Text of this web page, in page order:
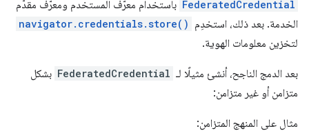
FederatedCredential باستخدام معرّف المستخدم ومعرّف مقدّم
الخدمة. بعد ذلك، استخدِم navigator.credentials.store()
لتخزين معلومات الهوية.
بعد الدمج الناجح، أنشئ مثيلًا لـ FederatedCredential بشكل
متزامن أو غير متزامن:
مثال على المنهج المتزامن: